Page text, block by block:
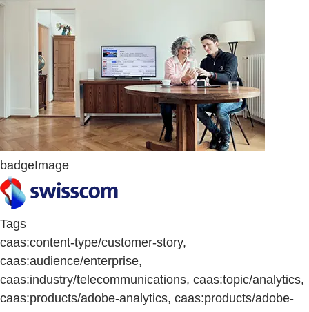
badgeImage
Tags
caas:content-type/customer-story,
caas:audience/enterprise,
caas:industry/telecommunications, caas:topic/analytics,
caas:products/adobe-analytics, caas:products/adobe-